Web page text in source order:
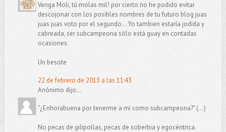
Venga Moli, tú molas mil! por cierto no he podido evitar
descojonar con los posibles nombres de tu futuro blog juas
juas juas voto por el segundo... Yo tambien estaría jodida y
cabreada, ser subcampeona sólo está guay en contadas
ocasiones.
Un besote
22 de febrero de 2013 a las 11:43
Anónimo dijo...
"¿Enhorabuena por tenerme a mí como subcampeona?" (...)
No pecas de gilipollas, pecas de soberbia y egocéntrica.